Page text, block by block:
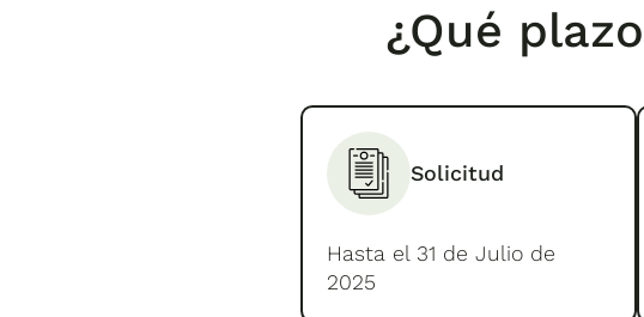
¿Qué
Solicitud
Hasta el 31 de Julio de
2025